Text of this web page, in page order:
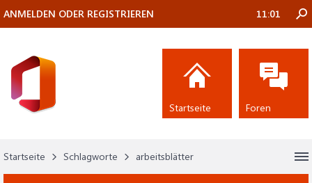
Startseite Schlagworte arbeitsblätter
ANMELDEN ODER REGISTRIEREN 11:01
Startseite Foren